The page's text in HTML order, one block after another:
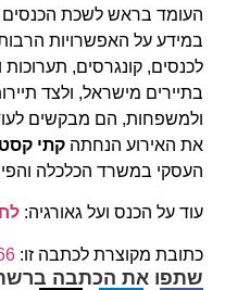
העומד בראש לשכת הכנסים
במידע על האפשרויות הרבות
לכנסים, קונגרסים, תערוכות
בתיירים מישראל, ולצד תיירות
ולמשפחות, הם מבקשים
את האירוע הנחתהקתי
העסקי במשרד הכלכלה
עוד על הכנס ועל גאורגיה:לחצו
כתובת מקוצרת לכתבה זו:
שתפו את הכתבה